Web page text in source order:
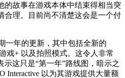
的故事在游戏本体中结束得相当突
合理。目前尚不清楚这会是一个付
一年的更新，其中包括全新的
戏+ 以及拍照模式。这令人非常
示这只是“第一年”路线图，暗示之
Interactive 以为其游戏提供大量额